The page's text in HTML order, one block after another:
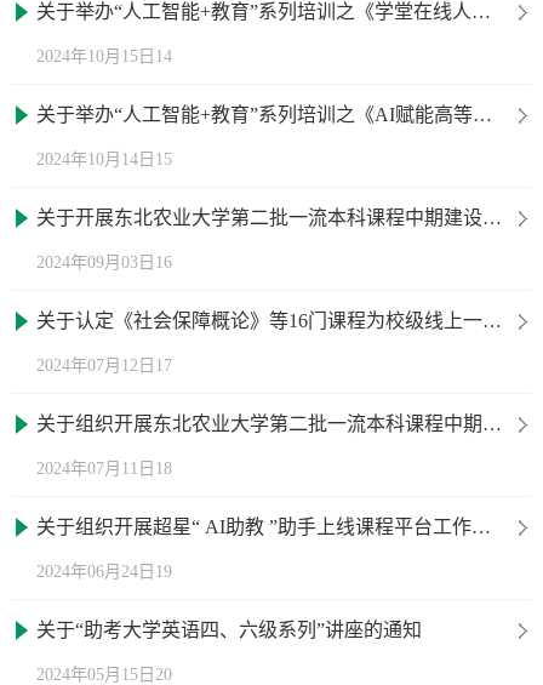
关于举办“人工智能+教育”系列培训之《学堂在线人工智能赋能教育教学改革》专题培训的通知
2024年10月15日14
关于举办“人工智能+教育”系列培训之《AI赋能高等教育教学新形态“AI助手”、“AI 教学中心”应用》专题培训的通知
2024年10月14日15
关于开展东北农业大学第二批一流本科课程中期建设成效汇报工作的通知
2024年09月03日16
关于认定《社会保障概论》等16门课程为校级线上一流本科课程的通知
2024年07月12日17
关于组织开展东北农业大学第二批一流本科课程中期建设成效检查工作的通知
2024年07月11日18
关于组织开展超星“ AI助教 ”助手上线课程平台工作交流会的通知
2024年06月24日19
关于“助考大学英语四、六级系列”讲座的通知
2024年05月15日20